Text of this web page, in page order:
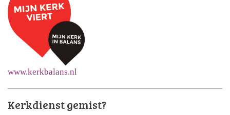
www.kerkbalans.nl
Kerkdienst gemist?